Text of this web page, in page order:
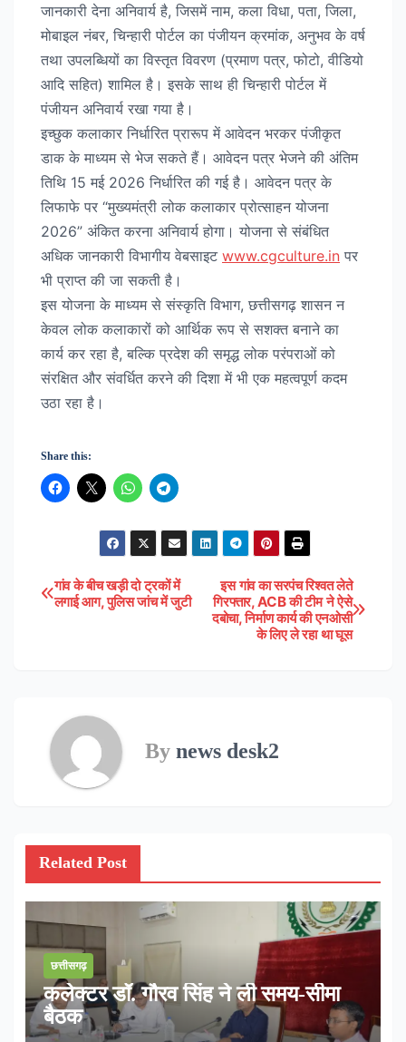
जानकारी देना अनिवार्य है, जिसमें नाम, कला विधा, पता, जिला,
मोबाइल नंबर, चिन्हारी पोर्टल का पंजीयन क्रमांक, अनुभव के वर्ष
तथा उपलब्धियों का विस्तृत विवरण (प्रमाण पत्र, फोटो, वीडियो
आदि सहित) शामिल है। इसके साथ ही चिन्हारी पोर्टल में
पंजीयन अनिवार्य रखा गया है।
इच्छुक कलाकार निर्धारित प्रारूप में आवेदन भरकर पंजीकृत
डाक के माध्यम से भेज सकते हैं। आवेदन पत्र भेजने की अंतिम
तिथि 15 मई 2026 निर्धारित की गई है। आवेदन पत्र के
लिफाफे पर “मुख्यमंत्री लोक कलाकार प्रोत्साहन योजना
2026” अंकित करना अनिवार्य होगा। योजना से संबंधित
अधिक जानकारी विभागीय वेबसाइट www.cgculture.in पर
भी प्राप्त की जा सकती है।
इस योजना के माध्यम से संस्कृति विभाग, छत्तीसगढ़ शासन न
केवल लोक कलाकारों को आर्थिक रूप से सशक्त बनाने का
कार्य कर रहा है, बल्कि प्रदेश की समृद्ध लोक परंपराओं को
संरक्षित और संवर्धित करने की दिशा में भी एक महत्वपूर्ण कदम
उठा रहा है।
Share this:
Post
इस गांव का सरपंच रिश्वत लेते
गिरफ्तार, ACB की टीम ने ऐसे
दबोचा, निर्माण कार्य की एनओसी
के लिए ले रहा था घूस
गांव के बीच खड़ी दो ट्रकों में
लगाई आग, पुलिस जांच में जुटी
By news desk2
Related Post
छत्तीसगढ़
कलेक्टर डॉ. गौरव सिंह ने ली समय-सीमा
बैठक